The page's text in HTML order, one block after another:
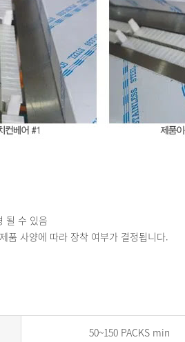
될 수 있음
품 사양에 따라 장착 여부가 결정됩니다.
50~150 PACKS min